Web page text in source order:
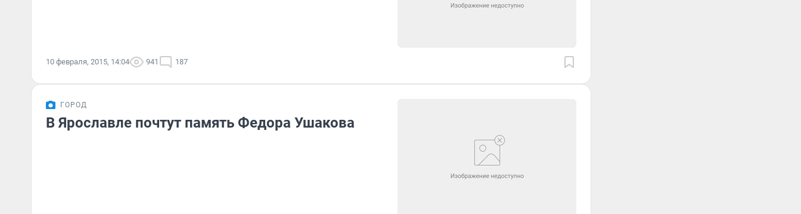
10 февраля, 2015, 14:04 941 187
ГОРОД
В Ярославле почтут память Федора Ушакова